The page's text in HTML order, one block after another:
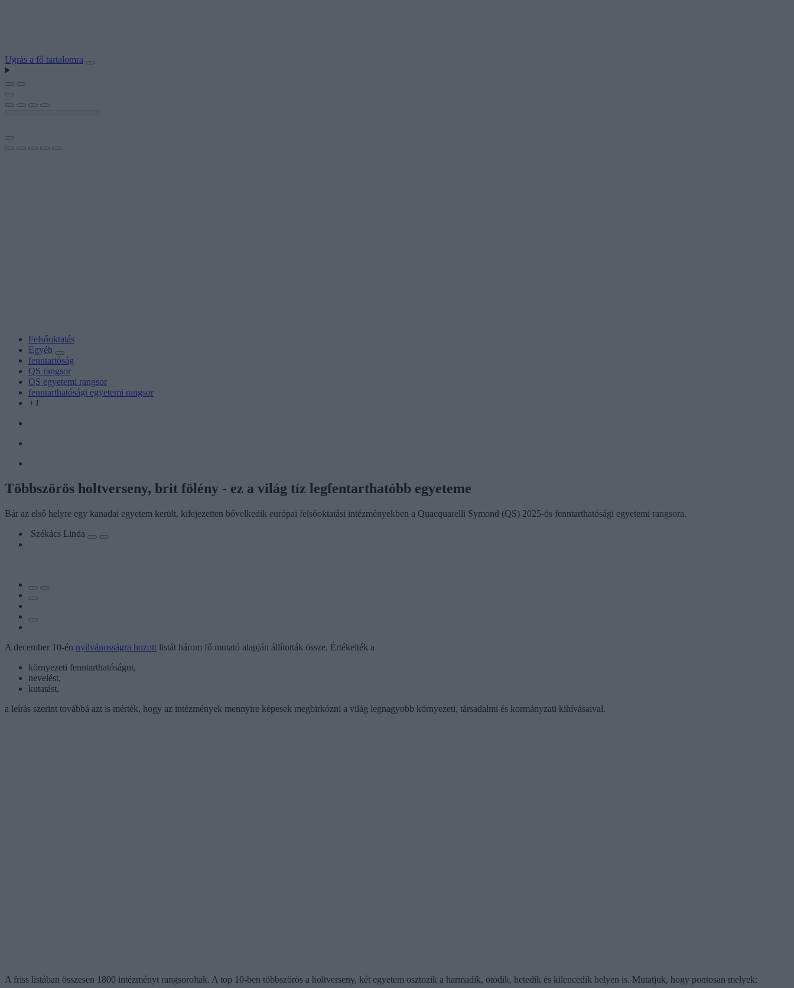
Ugrás a fő tartalomra
Felsőoktatás
Egyéb
fenntartóság
QS rangsor
QS egyetemi rangsor
fenntarthatósági egyetemi rangsor
+1
Többszörös holtverseny, brit fölény - ez a világ tíz legfentarthatóbb egyeteme
Bár az első helyre egy kanadai egyetem került, kifejezetten bővelkedik európai felsőoktatási intézményekben a Quacquarelli Symond (QS) 2025-ös fenntarthatósági egyetemi rangsora.
Székács Linda
A december 10-én nyilvánosságra hozott listát három fő mutató alapján állították össze. Értékelték a
környezeti fenntarthatóságot,
nevelést,
kutatást,
a leírás szerint továbbá azt is mérték, hogy az intézmények mennyire képesek megbirkózni a világ legnagyobb környezeti, társadalmi és kormányzati kihívásaival.
A friss listában összesen 1800 intézményt rangsoroltak. A top 10-ben többszörös a holtverseny, két egyetem osztozik a harmadik, ötödik, hetedik és kilencedik helyen is. Mutatjuk, hogy pontosan melyek: